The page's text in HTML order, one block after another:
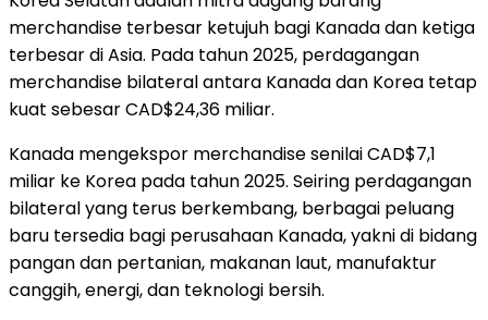
merchandise terbesar ketujuh bagi Kanada dan ketiga
terbesar di Asia. Pada tahun 2025, perdagangan
merchandise bilateral antara Kanada dan Korea tetap
kuat sebesar CAD$24,36 miliar.
Kanada mengekspor merchandise senilai CAD$7,1
miliar ke Korea pada tahun 2025. Seiring perdagangan
bilateral yang terus berkembang, berbagai peluang
baru tersedia bagi perusahaan Kanada, yakni di bidang
pangan dan pertanian, makanan laut, manufaktur
canggih, energi, dan teknologi bersih.